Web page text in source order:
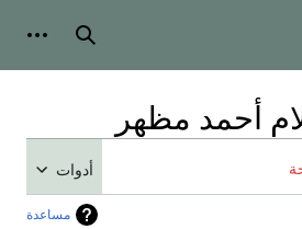
بحث
أحمد مظهر
أدوات
مساعدة